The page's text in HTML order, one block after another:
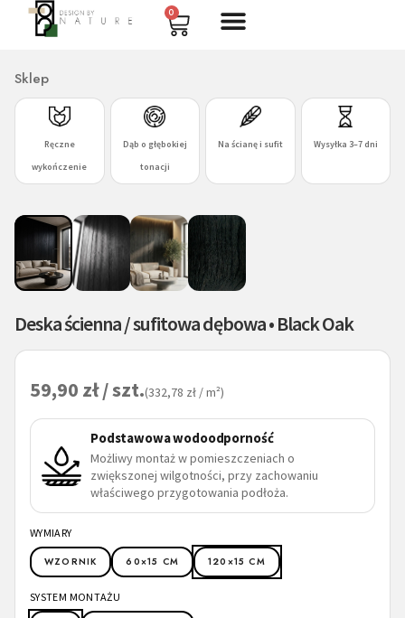
0
Sklep
Ręczne
wykończenie
Dąb o głębokiej
tonacji
Na ścianę i sufit Wysyłka 3–7 dni
Deska ścienna / sufitowa dębowa • Black Oak
59,90 zł / szt.(332,78 zł / m²)
Podstawowa wodoodporność
Możliwy montaż w pomieszczeniach o
zwiększonej wilgotności, przy zachowaniu
właściwego przygotowania podłoża.
WYMIARY
WZORNIK 60×15 CM 120×15 CM
SYSTEM MONTAŻU